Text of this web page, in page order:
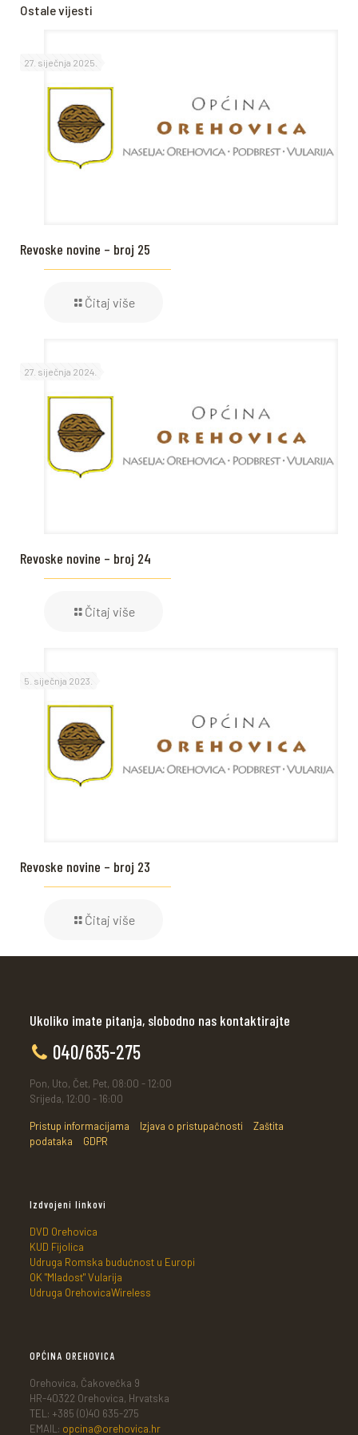
Ostale vijesti
27. siječnja 2025.
Revoske novine – broj 25
Čitaj više
27. siječnja 2024.
Revoske novine – broj 24
Čitaj više
5. siječnja 2023.
Revoske novine – broj 23
Čitaj više
Ukoliko imate pitanja, slobodno nas kontaktirajte
040/635-275
Pon, Uto, Čet, Pet, 08:00 - 12:00
Srijeda, 12:00 - 16:00
Pristup informacijama Izjava o pristupačnosti
Zaštita
podataka
GDPR
Izdvojeni linkovi
DVD Orehovica
KUD Fijolica
Udruga Romska budućnost u Europi
OK "Mladost" Vularija
Udruga OrehovicaWireless
OPĆINA OREHOVICA
Orehovica, Čakovečka 9
HR-40322 Orehovica, Hrvatska
TEL: +385 (0)40 635-275
EMAIL: opcina@orehovica.hr